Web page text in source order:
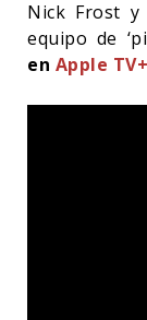
Nick Frost y
equipo de
en Apple TV+